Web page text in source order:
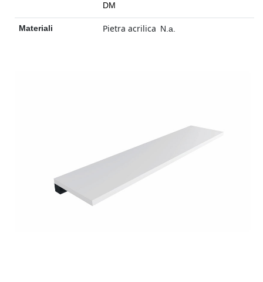
DM
Materiali Pietra acrilica N.a.